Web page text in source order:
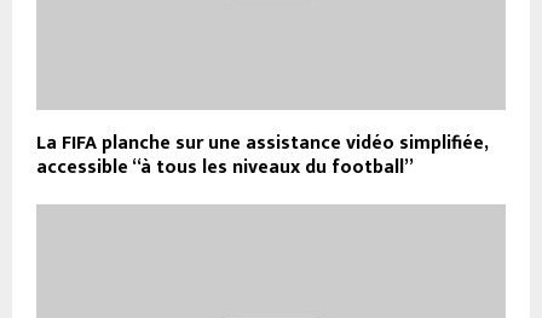
La FIFA planche sur une assistance vidéo simplifiée,
accessible “à tous les niveaux du football”